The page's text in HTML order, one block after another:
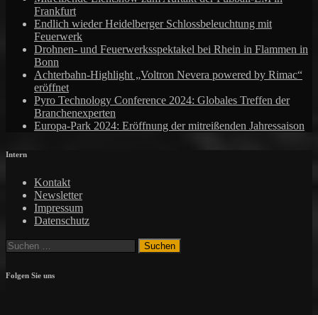
Frankfurt
Endlich wieder Heidelberger Schlossbeleuchtung mit
Feuerwerk
Drohnen- und Feuerwerksspektakel bei Rhein in Flammen in
Bonn
Achterbahn-Highlight „Voltron Nevera powered by Rimac“
eröffnet
Pyro Technology Conference 2024: Globales Treffen der
Branchenexperten
Europa-Park 2024: Eröffnung der mitreißenden Jahressaison
Intern
Kontakt
Newsletter
Impressum
Datenschutz
Suchen
Folgen Sie uns